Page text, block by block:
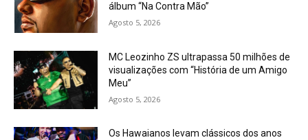
álbum “Na Contra Mão”
Agosto 5, 2026
MC Leozinho ZS ultrapassa 50 milhões de
visualizações com “História de um Amigo
Meu”
Agosto 5, 2026
Os Hawaianos levam clássicos dos anos